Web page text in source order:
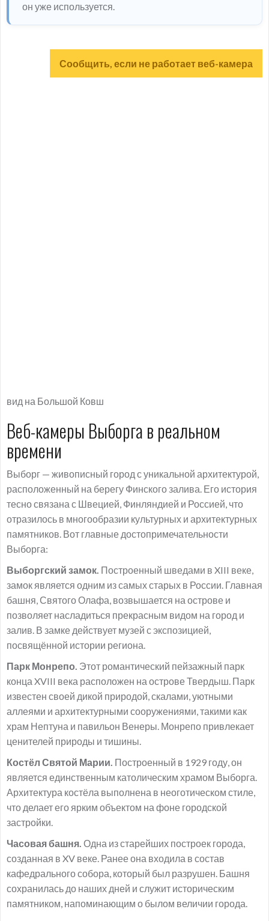
он уже используется.
Сообщить, если не работает веб-камера
вид на Большой Ковш
Веб-камеры Выборга в реальном
времени
Выборг — живописный город с уникальной архитектурой,
расположенный на берегу Финского залива. Его история
тесно связана с Швецией, Финляндией и Россией, что
отразилось в многообразии культурных и архитектурных
памятников. Вот главные достопримечательности
Выборга:
Выборгский замок. Построенный шведами в XIII веке,
замок является одним из самых старых в России. Главная
башня, Святого Олафа, возвышается на острове и
позволяет насладиться прекрасным видом на город и
залив. В замке действует музей с экспозицией,
посвящённой истории региона.
Парк Монрепо. Этот романтический пейзажный парк
конца XVIII века расположен на острове Твердыш. Парк
известен своей дикой природой, скалами, уютными
аллеями и архитектурными сооружениями, такими как
храм Нептуна и павильон Венеры. Монрепо привлекает
ценителей природы и тишины.
Костёл Святой Марии. Построенный в 1929 году, он
является единственным католическим храмом Выборга.
Архитектура костёла выполнена в неоготическом стиле,
что делает его ярким объектом на фоне городской
застройки.
Часовая башня. Одна из старейших построек города,
созданная в XV веке. Ранее она входила в состав
кафедрального собора, который был разрушен. Башня
сохранилась до наших дней и служит историческим
памятником, напоминающим о былом величии города.